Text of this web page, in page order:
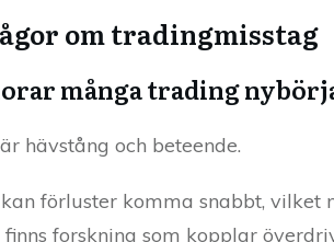
om tradingmisstag
många trading
hävstång och beteende.
förluster komma snabbt,
finns forskning som kopplar